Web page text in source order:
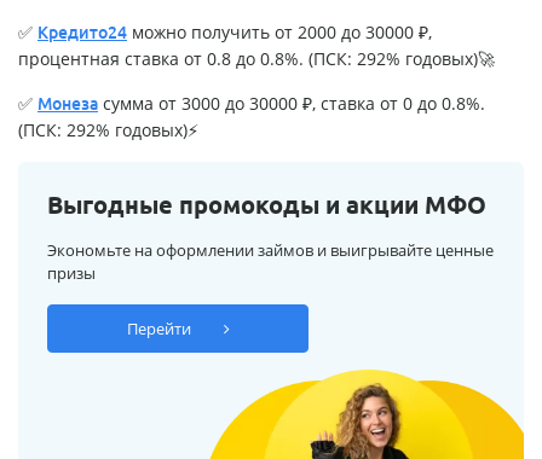
✅ Кредито24 можно получить от 2000 до 30000 ₽,
процентная ставка от 0.8 до 0.8%. (ПСК: 292% годовых)🚀
✅ Монеза сумма от 3000 до 30000 ₽, ставка от 0 до 0.8%.
(ПСК: 292% годовых)⚡
Выгодные промокоды и акции МФО
Экономьте на оформлении займов и выигрывайте ценные
призы
Перейти